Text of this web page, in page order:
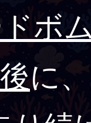
ボ
に